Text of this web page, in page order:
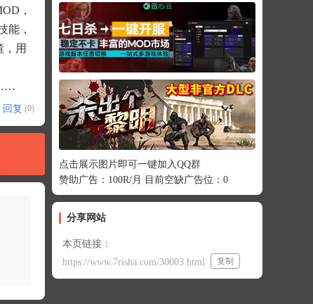
，
能，
，用
……
回复 (0)
点击展示图片即可一键加入QQ群
赞助广告：100R/月 目前空缺广告位：0
分享网站
本页链接：
https://www.7risha.com/30003.html
复制